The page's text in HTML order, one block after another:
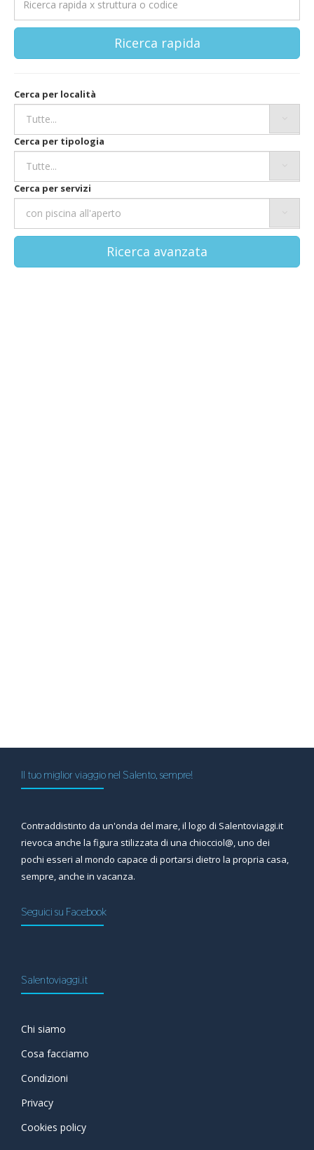
Ricerca rapida
Cerca per località
Cerca per tipologia
Cerca per servizi
Ricerca avanzata
Il tuo miglior viaggio nel Salento, sempre!
Contraddistinto da un'onda del mare, il logo di Salentoviaggi.it
rievoca anche la figura stilizzata di una chiocciol@, uno dei
pochi esseri al mondo capace di portarsi dietro la propria casa,
sempre, anche in vacanza.
Seguici su Facebook
Salentoviaggi.it
Chi siamo
Cosa facciamo
Condizioni
Privacy
Cookies policy